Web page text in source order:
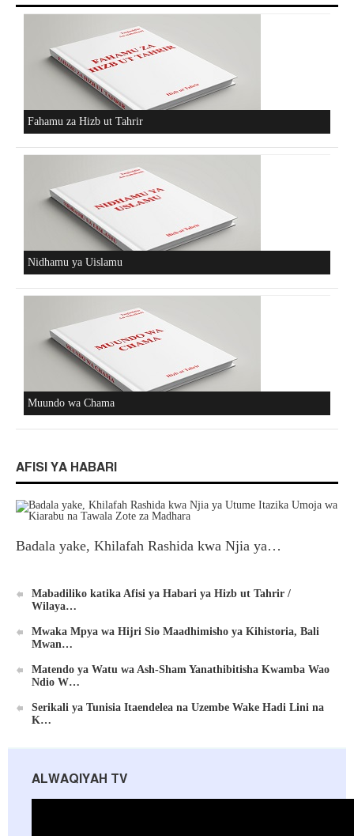
Fahamu za Hizb ut Tahrir
Nidhamu ya Uislamu
Muundo wa Chama
AFISI YA HABARI
Badala yake, Khilafah Rashida kwa Njia ya…
Mabadiliko katika Afisi ya Habari ya Hizb ut Tahrir /
Wilaya…
Mwaka Mpya wa Hijri Sio Maadhimisho ya Kihistoria, Bali
Mwan…
Matendo ya Watu wa Ash-Sham Yanathibitisha Kwamba Wao
Ndio W…
Serikali ya Tunisia Itaendelea na Uzembe Wake Hadi Lini na
K…
ALWAQIYAH TV